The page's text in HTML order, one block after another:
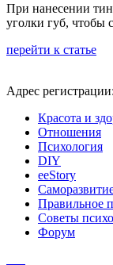
При нанесении
уголки губ, чтобы
перейти к статье
Адрес
Красота и
Отношения
Психология
DIY
ееStory
Правильное
Советы
Форум